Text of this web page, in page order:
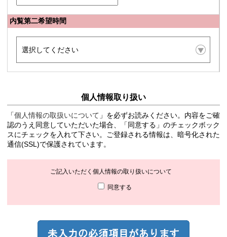
内覧第二希望時間
個人情報取り扱い
「個人情報の取扱いについて 」を必ずお読みください。内容をご確
認のうえ同意していただいた場合、「同意する」のチェックボック
スにチェックを入れて下さい。ご登録される情報は、暗号化された
通信(SSL)で保護されています。
ご記入いただく個人情報の取り扱いについて
同意する